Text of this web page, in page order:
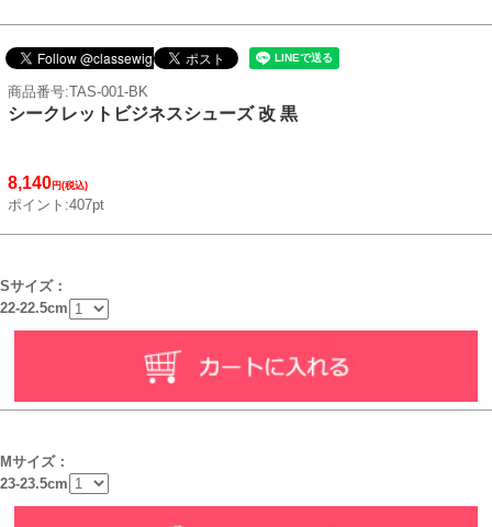
商品番号:TAS-001-BK
シークレットビジネスシューズ 改 黒
8,140円(税込)
ポイント:407pt
Sサイズ：
22-22.5cm
Mサイズ：
23-23.5cm